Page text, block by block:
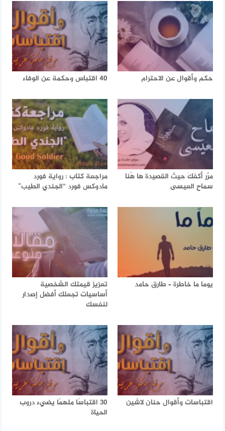
حكم وأقوال عن الاحترام 40 اقتباس وحكمة عن الوفاء
مرّر أكفَكَ حيث القصيدة ها هُنا
سماح العيسى
مراجعة كتاب : رواية فورد
مادوكس فورد “الجندي الطيب”
يوما ما خاطرة – طارق حامد
تعزيز قيمتك الشخصية
أساسيات تجعلك أفضل إصدار
لنفسك
اقتباسات وأقوال حنان لاشين
30 اقتباسًا ملهمًا يضيء دروب
الحياة